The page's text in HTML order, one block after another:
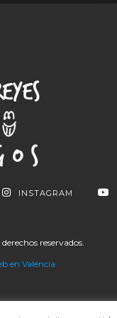
INSTAGRAM
reservados.
en Valencia